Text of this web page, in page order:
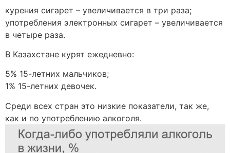
курения сигарет – увеличивается в три раза;
употребления электронных сигарет – увеличивается
в четыре раза.
В Казахстане курят ежедневно:
5% 15-летних мальчиков;
1% 15-летних девочек.
Среди всех стран это низкие показатели, так же,
как и по употреблению алкоголя.